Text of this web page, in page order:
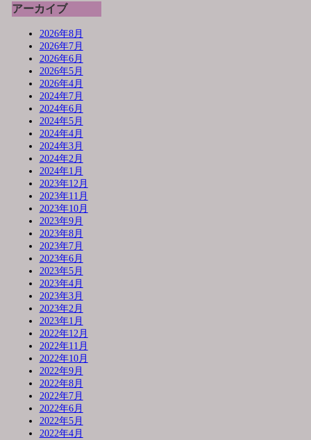
アーカイブ
2026年8月
2026年7月
2026年6月
2026年5月
2026年4月
2024年7月
2024年6月
2024年5月
2024年4月
2024年3月
2024年2月
2024年1月
2023年12月
2023年11月
2023年10月
2023年9月
2023年8月
2023年7月
2023年6月
2023年5月
2023年4月
2023年3月
2023年2月
2023年1月
2022年12月
2022年11月
2022年10月
2022年9月
2022年8月
2022年7月
2022年6月
2022年5月
2022年4月